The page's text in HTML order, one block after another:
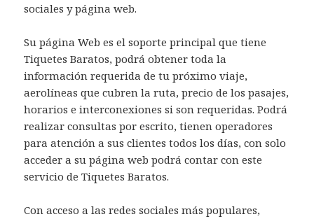
sociales y página web.
Su página Web es el soporte principal que tiene
Tiquetes Baratos, podrá obtener toda la
información requerida de tu próximo viaje,
aerolíneas que cubren la ruta, precio de los pasajes,
horarios e interconexiones si son requeridas. Podrá
realizar consultas por escrito, tienen operadores
para atención a sus clientes todos los días, con solo
acceder a su página web podrá contar con este
servicio de Tiquetes Baratos.
Con acceso a las redes sociales más populares,